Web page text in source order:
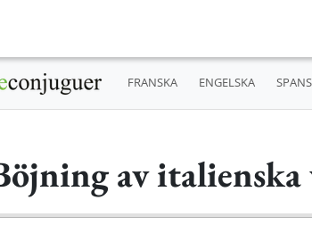
FRANSKA ENGELSKA
av italienska